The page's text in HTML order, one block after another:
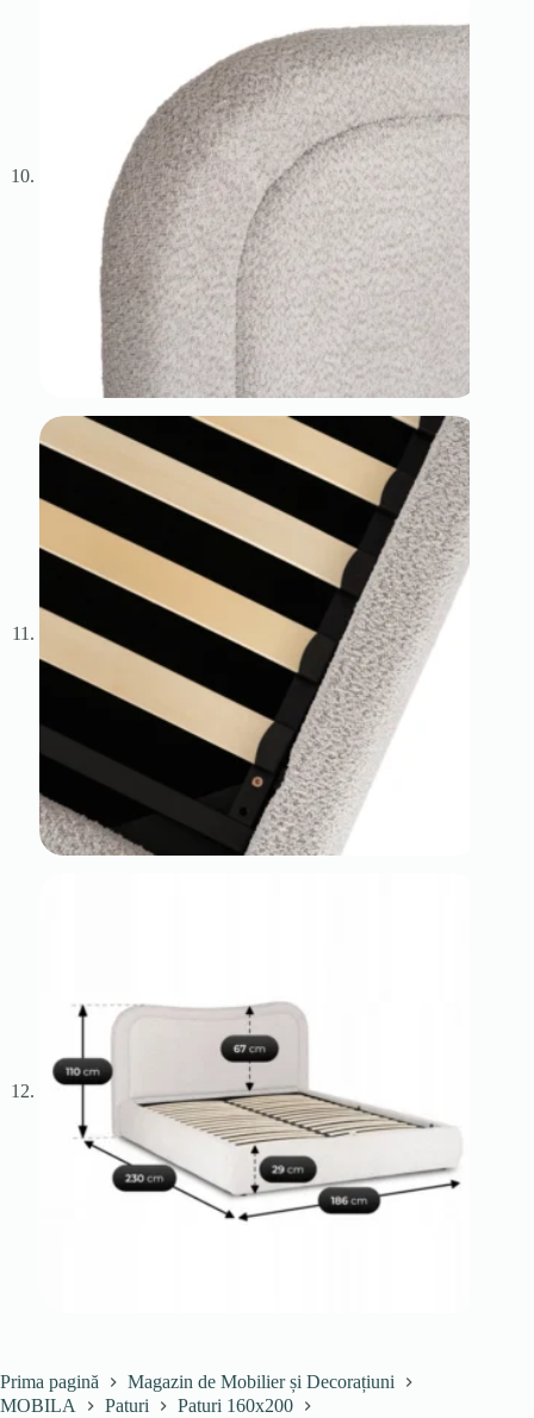
Prima pagină
Magazin de Mobilier și Decorațiuni
MOBILA
Paturi
Paturi 160x200